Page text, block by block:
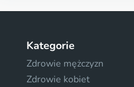
Kategorie
Zdrowie mężczyzn
Zdrowie kobiet